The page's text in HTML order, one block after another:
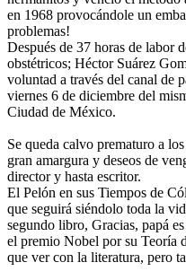
en 1968 provocándole un
problemas!
Después de 37 horas de labor
obstétricos; Héctor Suárez
voluntad a través del canal de
viernes 6 de diciembre del
Ciudad de México.
Se queda calvo prematuro a
gran amargura y deseos de
director y hasta escritor.
El Pelón en sus Tiempos de
que seguirá siéndolo toda la
segundo libro, Gracias, papá
el premio Nobel por su Teoría
que ver con la literatura, pero